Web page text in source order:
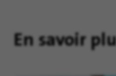
En savoir